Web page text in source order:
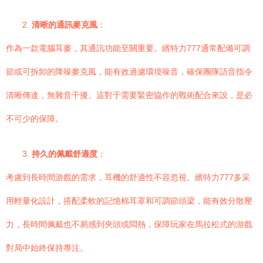
2. 清晰的通訊麥克風 ：
作為一款電腦耳麥，其通訊功能至關重要。繽特力777通常配備可調
節或可拆卸的降噪麥克風，能有效過濾環境噪音，確保團隊語音指令
清晰傳達，無雜音干擾。這對于需要緊密協作的戰術配合來說，是必
不可少的保障。
3. 持久的佩戴舒適度 ：
考慮到長時間游戲的需求，耳機的舒適性不容忽視。繽特力777多采
用輕量化設計，搭配柔軟的記憶棉耳罩和可調節頭梁，能有效分散壓
力，長時間佩戴也不易感到夾頭或悶熱，保障玩家在馬拉松式的游戲
對局中始終保持專注。